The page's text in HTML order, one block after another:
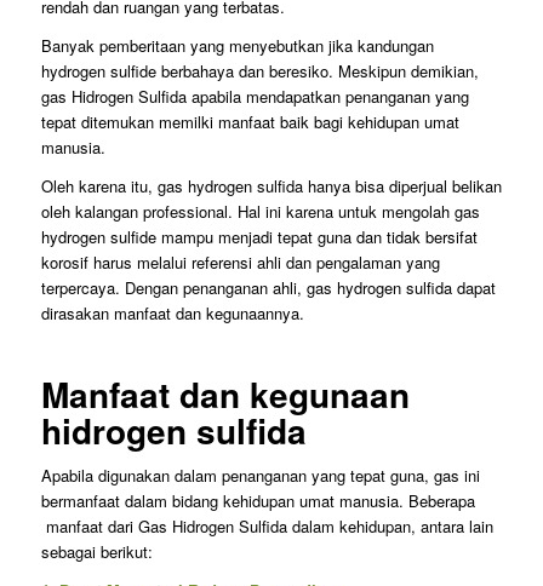
rendah dan ruangan yang terbatas.
Banyak pemberitaan yang menyebutkan jika kandungan
hydrogen sulfide berbahaya dan beresiko. Meskipun demikian,
gas Hidrogen Sulfida apabila mendapatkan penanganan yang
tepat ditemukan memilki manfaat baik bagi kehidupan umat
manusia.
Oleh karena itu, gas hydrogen sulfida hanya bisa diperjual belikan
oleh kalangan professional. Hal ini karena untuk mengolah gas
hydrogen sulfide mampu menjadi tepat guna dan tidak bersifat
korosif harus melalui referensi ahli dan pengalaman yang
terpercaya. Dengan penanganan ahli, gas hydrogen sulfida dapat
dirasakan manfaat dan kegunaannya.
Manfaat dan kegunaan
hidrogen sulfida
Apabila digunakan dalam penanganan yang tepat guna, gas ini
bermanfaat dalam bidang kehidupan umat manusia. Beberapa
manfaat dari Gas Hidrogen Sulfida dalam kehidupan, antara lain
sebagai berikut: